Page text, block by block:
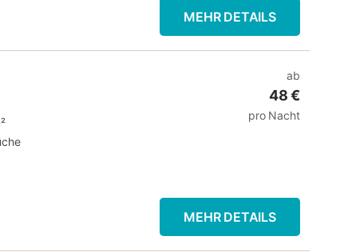
MEHR DETAILS
ab
48 €
pro Nacht
MEHR DETAILS